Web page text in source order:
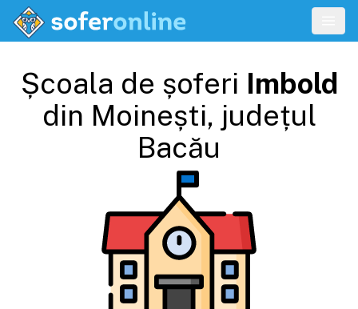
Școala de șoferi Imbold
din Moinești, județul
Bacău